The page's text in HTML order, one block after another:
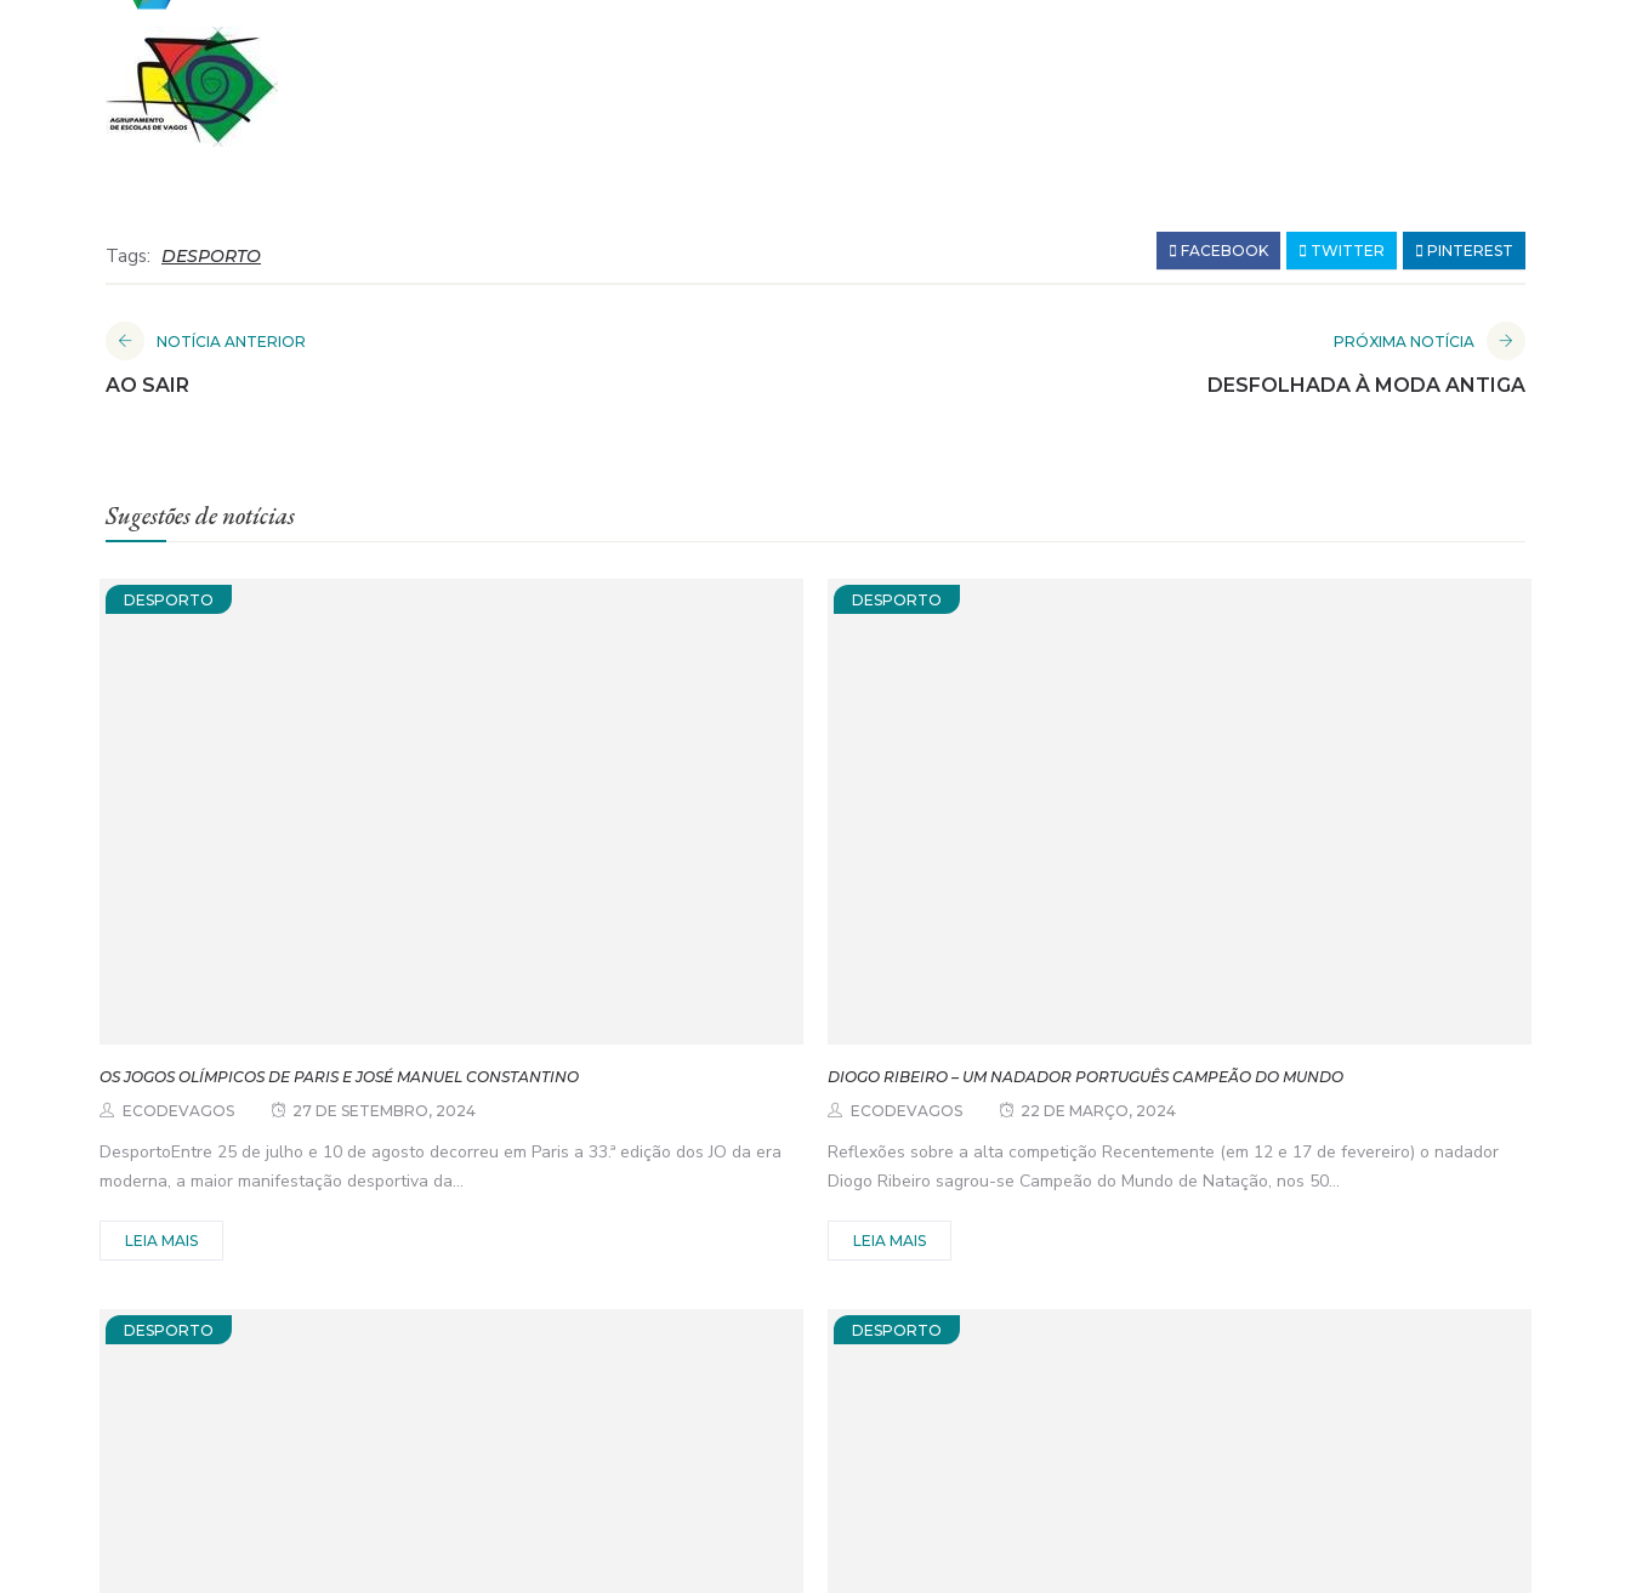
Tags: DESPORTO FACEBOOK TWITTER PINTEREST
NOTÍCIA ANTERIOR
AO SAIR
PRÓXIMA NOTÍCIA
DESFOLHADA À MODA ANTIGA
Sugestões de notícias
DESPORTO
OS JOGOS OLÍMPICOS DE PARIS E JOSÉ MANUEL CONSTANTINO
ECODEVAGOS
27 DE SETEMBRO, 2024
DesportoEntre 25 de julho e 10 de agosto decorreu em Paris a 33.ª edição dos JO da era
moderna, a maior manifestação desportiva da...
LEIA MAIS
DESPORTO
DIOGO RIBEIRO – UM NADADOR PORTUGUÊS CAMPEÃO DO MUNDO
ECODEVAGOS
22 DE MARÇO, 2024
Reflexões sobre a alta competição Recentemente (em 12 e 17 de fevereiro) o nadador
Diogo Ribeiro sagrou-se Campeão do Mundo de Natação, nos 50...
LEIA MAIS
DESPORTO DESPORTO